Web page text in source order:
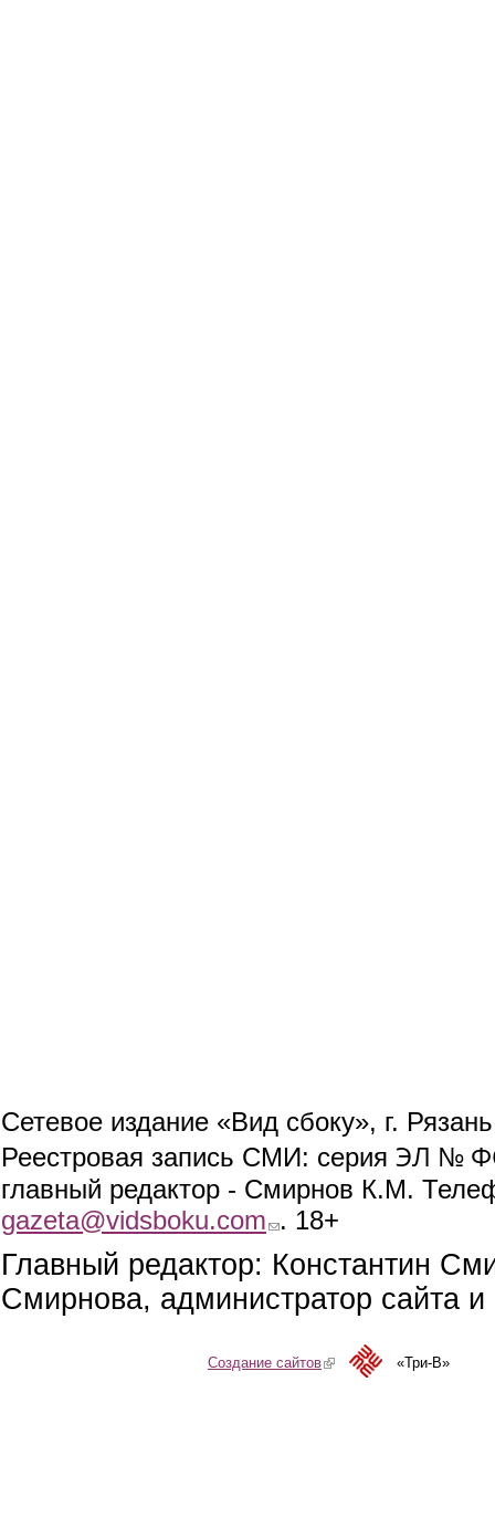
Сетевое издание «Вид сбоку», г.
Реестровая запись СМИ: серия ЭЛ №
главный редактор - Смирнов К.М.
gazeta@vidsboku.com (link sends e-mail)
. 18+
Главный редактор: Константин
Смирнова, администратор сайта
Создание сайтов(link is external)«Три-В»